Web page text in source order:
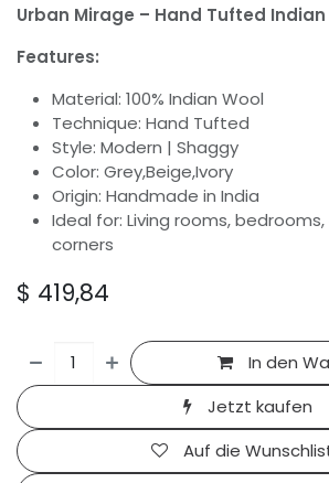
Urban Mirage – Hand Tufted Indian
Features:
Material: 100% Indian Wool
Technique: Hand Tufted
Style: Modern | Shaggy
Color: Grey,Beige,Ivory
Origin: Handmade in India
Ideal for: Living rooms,
corners
$ 419,84
In den
Jetzt kaufen
Auf die